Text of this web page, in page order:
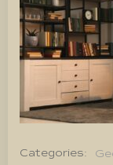
Categories: